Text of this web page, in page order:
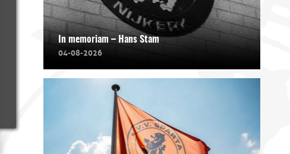
In memoriam – Hans Stam
04-08-2026